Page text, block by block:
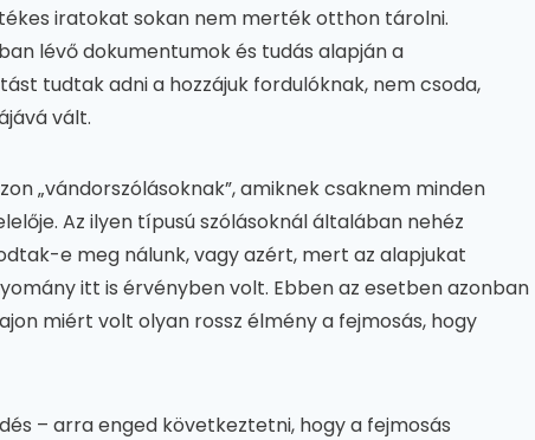
iratokat sokan nem merték otthon tárolni.
lévő dokumentumok és tudás alapján a
tudtak adni a hozzájuk fordulóknak, nem csoda,
vált.
„vándorszólásoknak”, amiknek csaknem minden
Az ilyen típusú szólásoknál általában nehéz
e meg nálunk, vagy azért, mert az alapjukat
itt is érvényben volt. Ebben az esetben azonban
miért volt olyan rossz élmény a fejmosás, hogy
– arra enged következtetni, hogy a fejmosás